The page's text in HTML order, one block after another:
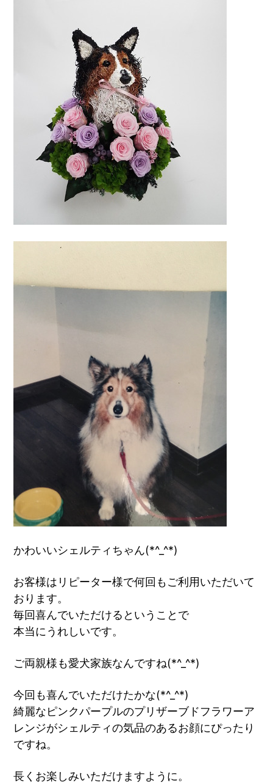
かわいいシェルティちゃん(*^_^*)
お客様はリピーター様で何回もご利用いただいて
おります。
毎回喜んでいただけるということで
本当にうれしいです。
ご両親様も愛犬家族なんですね(*^_^*)
今回も喜んでいただけたかな(*^_^*)
綺麗なピンクパープルのプリザーブドフラワーア
レンジがシェルティの気品のあるお顔にぴったり
ですね。
長くお楽しみいただけますように。